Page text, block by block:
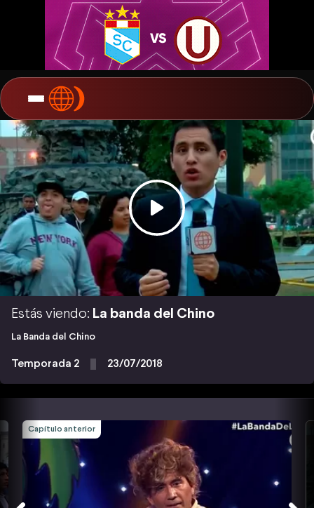
Estás viendo: La banda del Chino
La Banda del Chino
Temporada 2 23/07/2018
Capítulo anterior